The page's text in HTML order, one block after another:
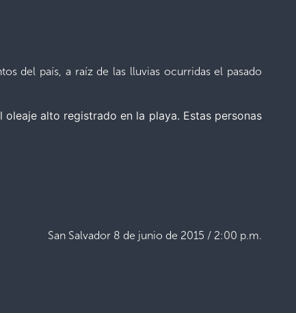
del país, a raíz de las lluvias ocurridas el pasado
alto registrado en la playa. Estas personas
San Salvador 8 de junio de 2015 / 2:00 p.m.